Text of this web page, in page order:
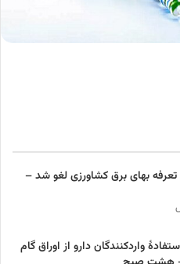
تعرفه بهای برق کشاورزی لغو شد –
واردکنندگان دارو از اوراق گام